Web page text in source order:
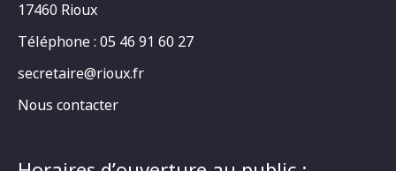
17460 Rioux
Téléphone : 05 46 91 60 27
secretaire@rioux.fr
Nous contacter